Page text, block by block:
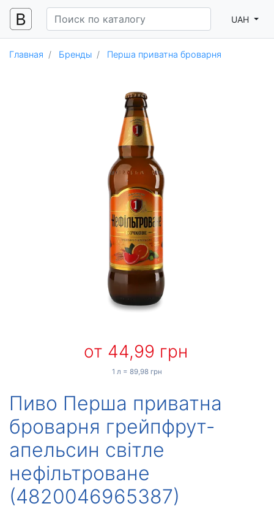
UAH
Главная Бренды Перша приватна броварня
Пиво Перша приватна
броварня грейпфрут-
апельсин світле
нефільтроване
(4820046965387)
от 44,99 грн
1 л = 89,98 грн